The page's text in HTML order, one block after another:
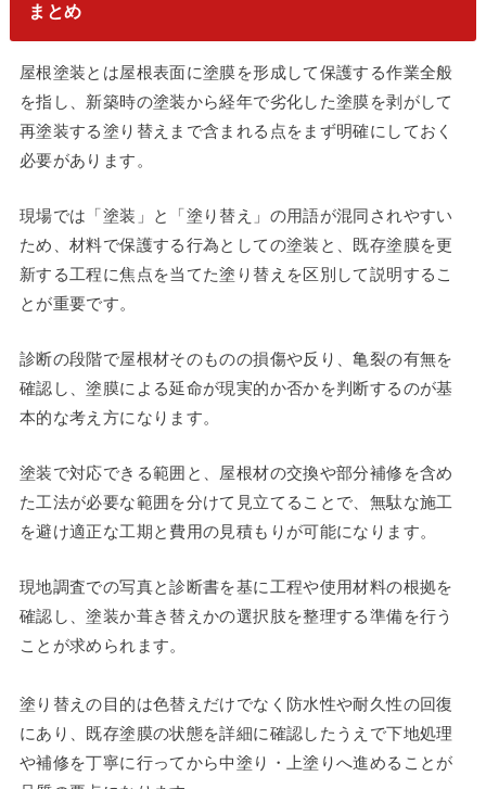
まとめ
屋根塗装とは屋根表面に塗膜を形成して保護する作業全般
を指し、新築時の塗装から経年で劣化した塗膜を剥がして
再塗装する塗り替えまで含まれる点をまず明確にしておく
必要があります。
現場では「塗装」と「塗り替え」の用語が混同されやすい
ため、材料で保護する行為としての塗装と、既存塗膜を更
新する工程に焦点を当てた塗り替えを区別して説明するこ
とが重要です。
診断の段階で屋根材そのものの損傷や反り、亀裂の有無を
確認し、塗膜による延命が現実的か否かを判断するのが基
本的な考え方になります。
塗装で対応できる範囲と、屋根材の交換や部分補修を含め
た工法が必要な範囲を分けて見立てることで、無駄な施工
を避け適正な工期と費用の見積もりが可能になります。
現地調査での写真と診断書を基に工程や使用材料の根拠を
確認し、塗装か葺き替えかの選択肢を整理する準備を行う
ことが求められます。
塗り替えの目的は色替えだけでなく防水性や耐久性の回復
にあり、既存塗膜の状態を詳細に確認したうえで下地処理
や補修を丁寧に行ってから中塗り・上塗りへ進めることが